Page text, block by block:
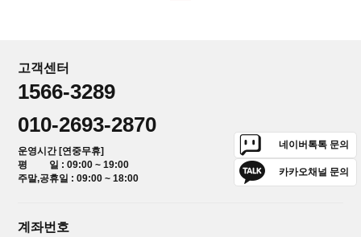
고객센터
1566-3289
010-2693-2870
운영시간 [연중무휴]
평 일 : 09:00 ~ 19:00
주말,공휴일 : 09:00 ~ 18:00
네이버톡톡 문의
카카오채널 문의
계좌번호